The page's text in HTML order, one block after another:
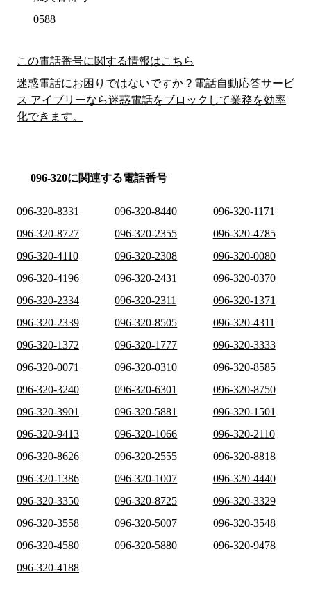
0588
この電話番号に関する情報はこちら
迷惑電話にお困りではないですか？電話自動応答サービ
ス アイブリーなら迷惑電話をブロックして業務を効率
化できます。
096-320に関連する電話番号
096-320-8331 096-320-8440
096-320-1171
096-320-8727
096-320-2355
096-320-4785
096-320-4110
096-320-2308
096-320-0080
096-320-4196
096-320-2431
096-320-0370
096-320-2334
096-320-2311
096-320-1371
096-320-2339
096-320-8505
096-320-4311
096-320-1372
096-320-1777
096-320-3333
096-320-0071
096-320-0310
096-320-8585
096-320-3240
096-320-6301
096-320-8750
096-320-3901
096-320-5881
096-320-1501
096-320-9413
096-320-1066
096-320-2110
096-320-8626
096-320-2555
096-320-8818
096-320-1386
096-320-1007
096-320-4440
096-320-3350
096-320-8725
096-320-3329
096-320-3558
096-320-5007
096-320-3548
096-320-4580
096-320-5880
096-320-9478
096-320-4188